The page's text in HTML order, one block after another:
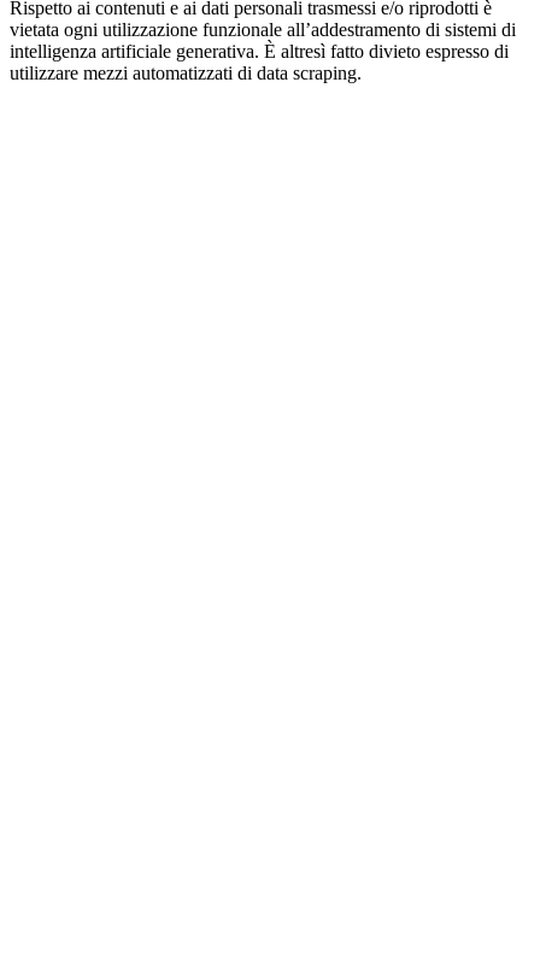
Rispetto ai contenuti e ai dati personali trasmessi e/o riprodotti è
vietata ogni utilizzazione funzionale all’addestramento di sistemi di
intelligenza artificiale generativa. È altresì fatto divieto espresso di
utilizzare mezzi automatizzati di data scraping.